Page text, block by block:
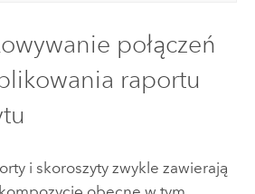
połączeń
raportu
i skoroszyty zwykle zawierają